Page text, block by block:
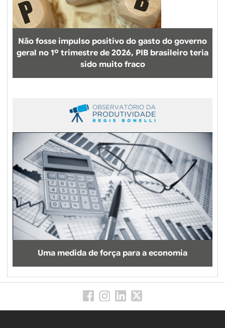
Não fosse impulso positivo do gasto do governo
geral no 1º trimestre de 2026, PIB brasileiro teria
sido muito fraco
Uma medida de força para a economia